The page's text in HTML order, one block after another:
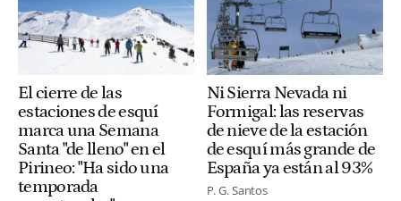
El cierre de las
estaciones de esquí
marca una Semana
Santa "de lleno" en el
Pirineo: "Ha sido una
temporada
Ni Sierra Nevada ni
Formigal: las reservas
de nieve de la estación
de esquí más grande de
España ya están al 93%
P. G. Santos